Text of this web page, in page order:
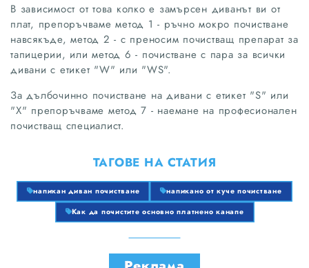
В зависимост от това колко е замърсен диванът ви от
плат, препоръчваме метод 1 - ръчно мокро почистване
навсякъде, метод 2 - с преносим почистващ препарат за
тапицерии, или метод 6 - почистване с пара за всички
дивани с етикет "W" или "WS".
За дълбочинно почистване на дивани с етикет "S" или
"X" препоръчваме метод 7 - наемане на професионален
почистващ специалист.
ТАГОВЕ НА СТАТИЯ
напикан диван почистване
напикано от куче почистване
Как да почистите основно платнено канапе